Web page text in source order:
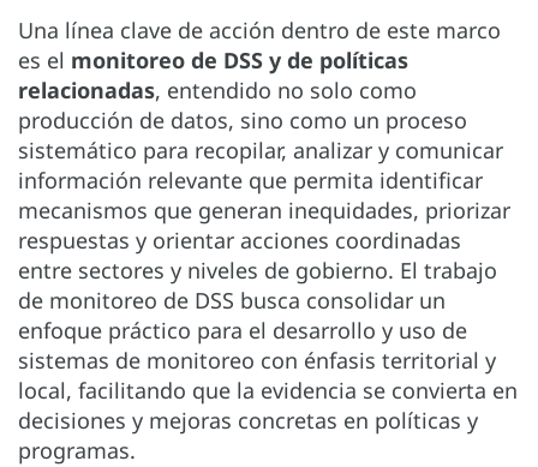
Una línea clave de acción dentro de este marco
es el monitoreo de DSS y de políticas
relacionadas, entendido no solo como
producción de datos, sino como un proceso
sistemático para recopilar, analizar y comunicar
información relevante que permita identificar
mecanismos que generan inequidades, priorizar
respuestas y orientar acciones coordinadas
entre sectores y niveles de gobierno. El trabajo
de monitoreo de DSS busca consolidar un
enfoque práctico para el desarrollo y uso de
sistemas de monitoreo con énfasis territorial y
local, facilitando que la evidencia se convierta en
decisiones y mejoras concretas en políticas y
programas.